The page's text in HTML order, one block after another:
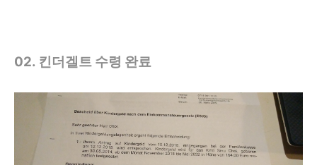
02. 킨더겔트 수령 완료